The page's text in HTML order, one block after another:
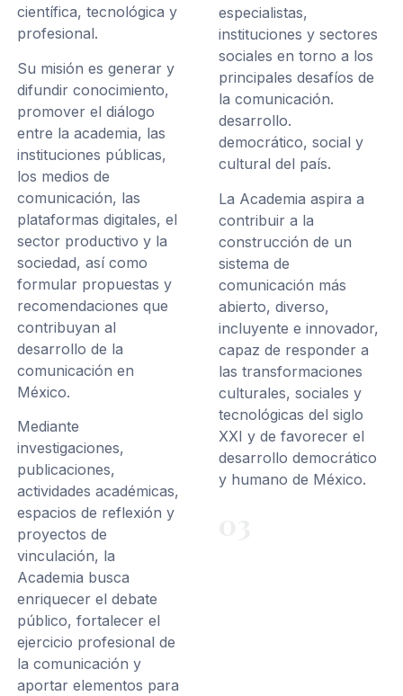
científica, tecnológica y
profesional.
Su misión es generar y
difundir conocimiento,
promover el diálogo
entre la academia, las
instituciones públicas,
los medios de
comunicación, las
plataformas digitales, el
sector productivo y la
sociedad, así como
formular propuestas y
recomendaciones que
contribuyan al
desarrollo de la
comunicación en
México.
Mediante
investigaciones,
publicaciones,
actividades académicas,
espacios de reflexión y
proyectos de
vinculación, la
Academia busca
enriquecer el debate
público, fortalecer el
ejercicio profesional de
la comunicación y
aportar elementos para
especialistas,
instituciones y sectores
sociales en torno a los
principales desafíos de
la comunicación.
desarrollo.
democrático, social y
cultural del país.
La Academia aspira a
contribuir a la
construcción de un
sistema de
comunicación más
abierto, diverso,
incluyente e innovador,
capaz de responder a
las transformaciones
culturales, sociales y
tecnológicas del siglo
XXI y de favorecer el
desarrollo democrático
y humano de México.